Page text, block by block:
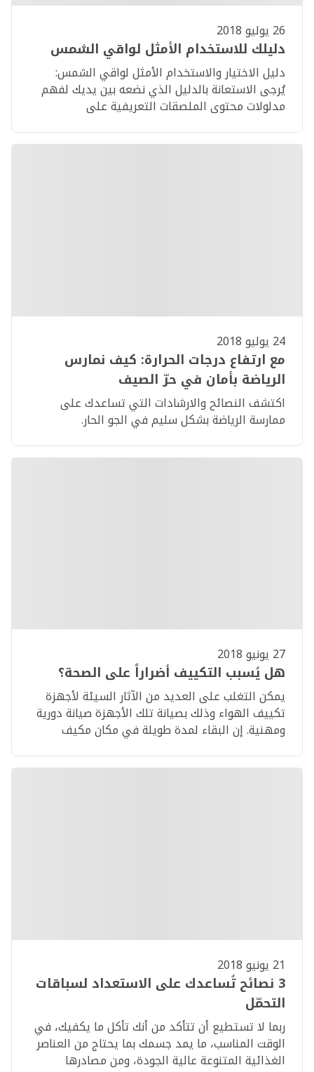
26 يوليو 2018
دليلك للاستخدام الأمثل لواقي الشمس
دليل الاختيار والاستخدام الأمثل لواقي الشمس:
يُرجى الاستعانة بالدليل الذي نضعه بين يديك لفهم
مدلولات محتوى الملصقات التعريفية على
اختيار الواقي الشمسي الأفضل لتأمين الحماية
24 يوليو 2018
مع ارتفاع درجات الحرارة: كيف نمارس
الرياضة بأمان في حرّ الصيف
اكتشف النصائح والارشادات التي تساعدك على
ممارسة الرياضة بشكل سليم في الجو الحار.
27 يونيو 2018
هل يُسبب التكييف أضراراً على الصحة؟
يمكن التغلب على العديد من الآثار السيئة لأجهزة
تكييف الهواء وذلك بصيانة تلك الأجهزة صيانة دورية
ومهنية. إن البقاء لمدة طويلة في مكان مكيف
21 يونيو 2018
3 نصائح تُساعدك على الاستعداد لسباقات
التحمّل
ربما لا تستطيع أن تتأكد من أنك تأكل ما يكفيك، في
الوقت المناسب، ما يمد جسمك بما يحتاج من العناصر
الغذائية المتنوعة عالية الجودة، ومن مصادرها